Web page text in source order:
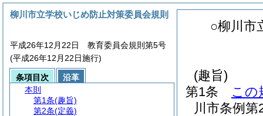
○柳川市
(趣旨)
第1条
この
川市条例第
柳川市立学校いじめ防止対策委員会規則
平成26年12月22日 教育委員会規則第5号
(平成26年12月22日施行)
条項目次
沿革
本則
第1条(趣旨)
第2条(定義)